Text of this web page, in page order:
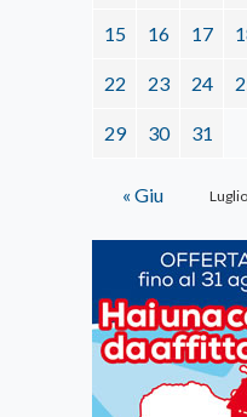
15 16 17
22 23 24
29 30 31
« Giu